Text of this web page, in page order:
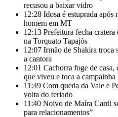
recusou a baixar vidro
12:28 Idosa é estuprada
homem em MT
12:13 Prefeitura fecha
na Torquato Tapajós
12:07 Irmão de Shakira troca
a cantora
12:01 Cachorra foge de
que viveu e toca a campainha
11:49 Com queda da Vale e
volta do feriado
11:40 Noivo de Maíra Cardi
para relacionamentos”